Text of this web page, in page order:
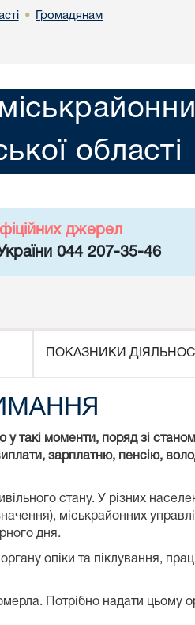
• Громадянам
області
джерел
044 207-35-46
ПОКАЗНИКИ
такі моменти, поряд зі
зарплатню, пенсію,
стану. У різних
міськрайонних
дня.
опіки та піклування,
Потрібно надати цьому